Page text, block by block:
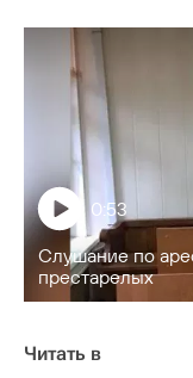
Слушание по
престарелых
0:53
Читать в